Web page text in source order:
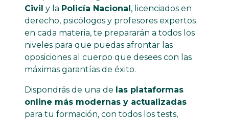
Civil y la Policía Nacional , licenciados en
derecho, psicólogos y profesores expertos
en cada materia, te prepararán a todos los
niveles para que puedas afrontar las
oposiciones al cuerpo que desees con las
máximas garantías de éxito.
Dispondrás de una de las plataformas
online más modernas y actualizadas
para tu formación, con todos los tests,